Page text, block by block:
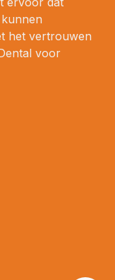
het vertrouwen
voor